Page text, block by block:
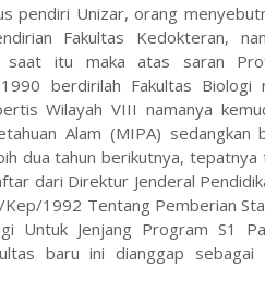
pendiri Unizar, orang
Fakultas Kedokteran,
saat itu maka atas saran
berdirilah Fakultas Biologi
Wilayah VIII namanya
Alam (MIPA) sedangkan
dua tahun berikutnya,
dari Direktur Jenderal
1992 Tentang Pemberian
Untuk Jenjang Program S1
baru ini dianggap